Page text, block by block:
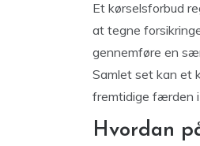
Et kørselsforbud
at tegne
gennemføre en
Samlet set kan et
fremtidige færden
Hvordan